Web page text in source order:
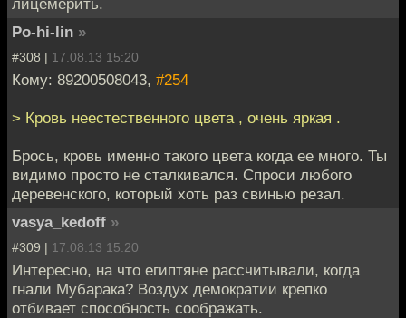
Po-hi-lin »
#308 | 17.08.13 15:20
Кому: 89200508043, #254
> Кровь неестественного цвета , очень яркая .
Брось, кровь именно такого цвета когда ее много. Ты
видимо просто не сталкивался. Спроси любого
деревенского, который хоть раз свинью резал.
vasya_kedoff »
#309 | 17.08.13 15:20
Интересно, на что египтяне рассчитывали, когда
гнали Мубарака? Воздух демократии крепко
отбивает способность соображать.